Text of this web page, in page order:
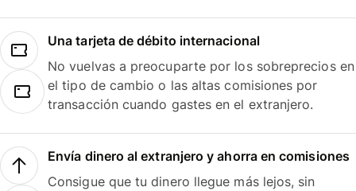
Una tarjeta de débito internacional
No vuelvas a preocuparte por los sobreprecios en
el tipo de cambio o las altas comisiones por
transacción cuando gastes en el extranjero.
Envía dinero al extranjero y ahorra en comisiones
Consigue que tu dinero llegue más lejos, sin